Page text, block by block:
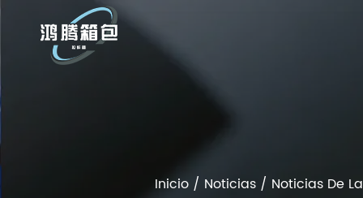
Inicio/ Noticias/ Noticias De